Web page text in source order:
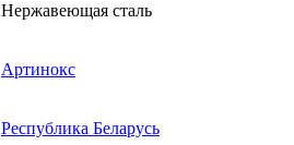
Нержавеющая сталь
Артинокс
Республика Беларусь